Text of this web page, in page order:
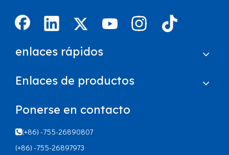
enlaces rápidos
Enlaces de productos
Ponerse en contacto
(+86) -755-26890807
(+86) -755-26897973